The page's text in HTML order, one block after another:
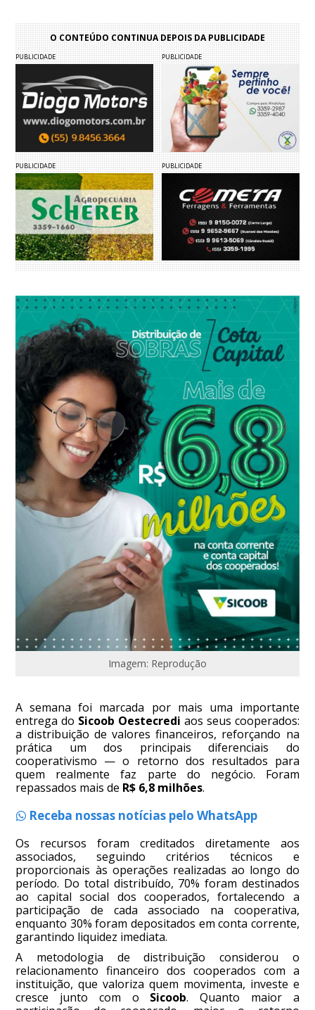
O CONTEÚDO CONTINUA DEPOIS DA PUBLICIDADE
PUBLICIDADE PUBLICIDADE
PUBLICIDADE PUBLICIDADE
Imagem: Reprodução
A semana foi marcada por mais uma importante
entrega do Sicoob Oestecredi aos seus cooperados:
a distribuição de valores financeiros, reforçando na
prática um dos principais diferenciais do
cooperativismo — o retorno dos resultados para
quem realmente faz parte do negócio. Foram
repassados mais de R$ 6,8 milhões.
Receba nossas notícias pelo WhatsApp
Os recursos foram creditados diretamente aos
associados, seguindo critérios técnicos e
proporcionais às operações realizadas ao longo do
período. Do total distribuído, 70% foram destinados
ao capital social dos cooperados, fortalecendo a
participação de cada associado na cooperativa,
enquanto 30% foram depositados em conta corrente,
garantindo liquidez imediata.
A metodologia de distribuição considerou o
relacionamento financeiro dos cooperados com a
instituição, que valoriza quem movimenta, investe e
cresce junto com o Sicoob. Quanto maior a